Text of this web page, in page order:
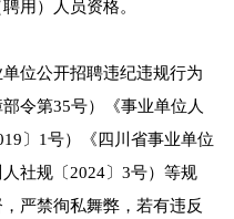
用）人员资格。
位公开招聘违纪违规行为
令第35号）《事业单位人
〕1号）《四川省事业单位
社规〔2024〕3号）等规
严禁徇私舞弊，若有违反